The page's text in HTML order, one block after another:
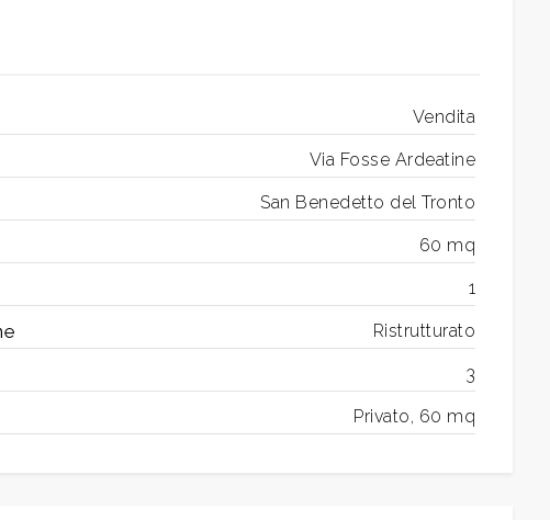
Vendita
Via Fosse Ardeatine
San Benedetto del Tronto
60 mq
1
Ristrutturato
3
Privato, 60 mq